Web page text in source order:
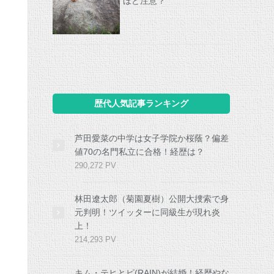
歴代人気記事ランキング
芦田愛菜の中学は女子学院か桜蔭？偏差
値70の名門私立に合格！経歴は？
290,272 PV
林田遼太郎（菊園夏樹）公開大捜索で身
元判明！ツイッターに同級生が現れ炎
上！
214,293 PV